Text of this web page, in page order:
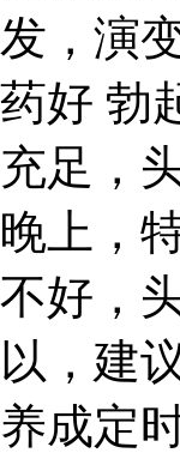
发，演
药好 勃
充足，
晚上，
不好，
以，建
养成定